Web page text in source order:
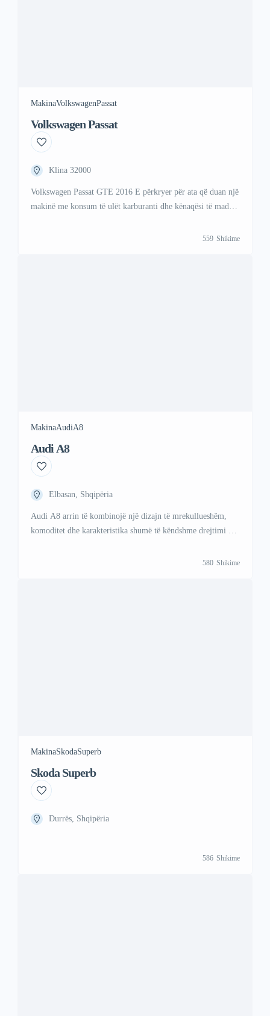
MakinaVolkswagenPassat
Volkswagen Passat
Klina 32000
Volkswagen Passat GTE 2016 E përkryer për ata që duan një
makinë me konsum të ulët karburanti dhe kënaqësi të madhe
benzine për rreze dhe fuqi optimale. Per me shume559 Shikime
MakinaAudiA8
Audi A8
Elbasan, Shqipëria
Audi A8 arrin të kombinojë një dizajn të mrekullueshëm,
komoditet dhe karakteristika shumë të këndshme drejtimi në
ne; Viber +47 41 000 558 WhattsAp +383 48 88 88 67
580 Shikime
MakinaSkodaSuperb
Skoda Superb
Durrës, Shqipëria
586 Shikime